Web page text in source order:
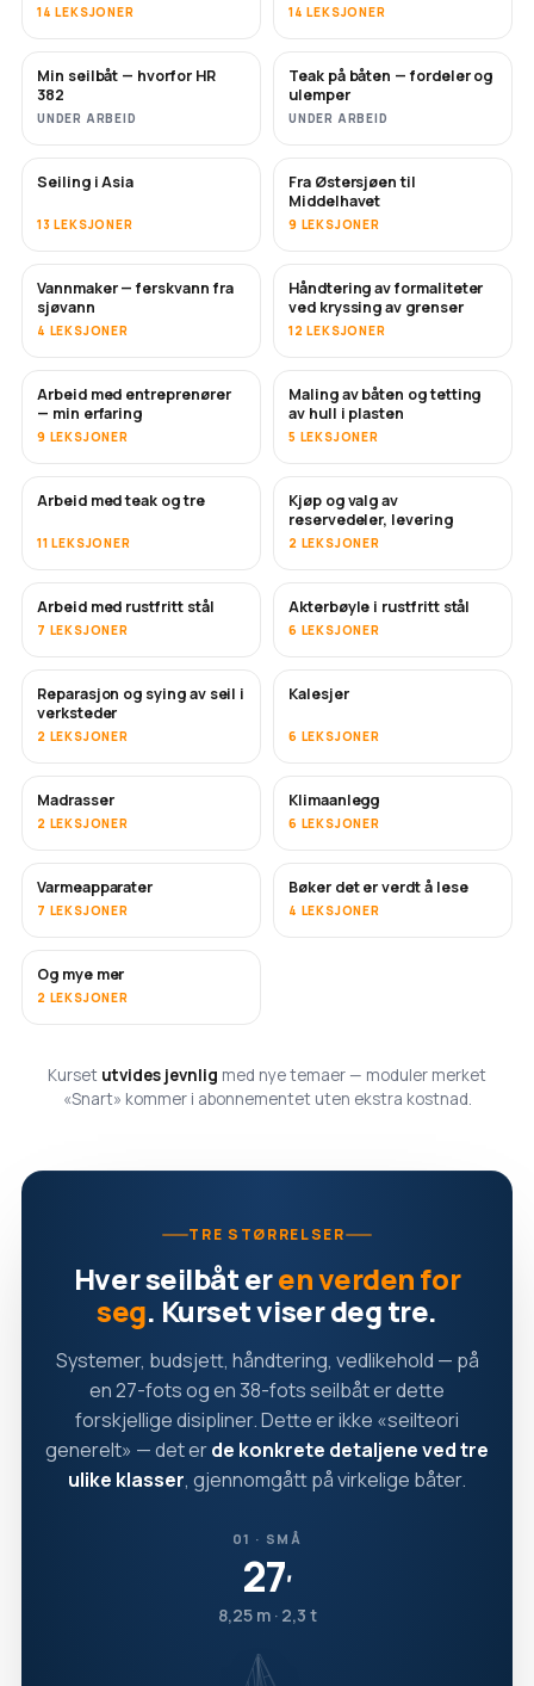
14 LEKSJONER 14 LEKSJONER
SNART
Min seilbåt — hvorfor HR
382
UNDER ARBEID
SNART
Teak på båten — fordeler og
ulemper
UNDER ARBEID
SNART
Seiling i Asia
13 LEKSJONER
SNART
Fra Østersjøen til
Middelhavet
9 LEKSJONER
SNART
Vannmaker — ferskvann fra
sjøvann
4 LEKSJONER
Håndtering av formaliteter
ved kryssing av grenser
12 LEKSJONER
SNART
Arbeid med entreprenører
— min erfaring
9 LEKSJONER
SNART
Maling av båten og tetting
av hull i plasten
5 LEKSJONER
Arbeid med teak og tre
11 LEKSJONER
SNART
Kjøp og valg av
reservedeler, levering
2 LEKSJONER
SNART
Arbeid med rustfritt stål
7 LEKSJONER
Akterbøyle i rustfritt stål
6 LEKSJONER
SNART
Reparasjon og sying av seil i
verksteder
2 LEKSJONER
Kalesjer
6 LEKSJONER
Madrasser
2 LEKSJONER
SNART
Klimaanlegg
6 LEKSJONER
SNART
Varmeapparater
7 LEKSJONER
SNART
Bøker det er verdt å lese
4 LEKSJONER
SNART
Og mye mer
2 LEKSJONER
Kurset utvides jevnlig med nye temaer — moduler merket
«Snart» kommer i abonnementet uten ekstra kostnad.
TRE STØRRELSER
Hver seilbåt eren verden for
seg. Kurset viser deg tre.
Systemer, budsjett, håndtering, vedlikehold — på
en 27-fots og en 38-fots seilbåt er dette
forskjellige disipliner. Dette er ikke «seilteori
generelt» — det erde konkrete detaljene ved tre
ulike klasser, gjennomgått på virkelige båter.
01 · SMÅ
27′
8,25 m · 2,3 t